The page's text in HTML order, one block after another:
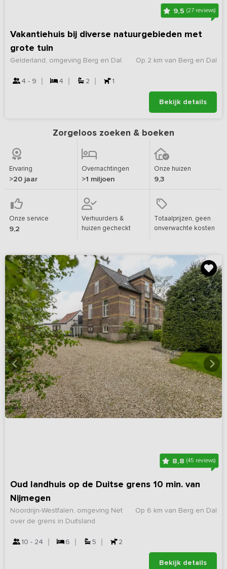
9,5(27 reviews)
Vakantiehuis bij diverse natuurgebieden met
grote tuin
Op 2 km van Berg en Dal
Gelderland, omgeving Berg en Dal
4 - 9 4 2 1
Bekijk details
Zorgeloos zoeken & boeken
Ervaring
>20 jaar
Overnachtingen
>1 miljoen
Onze huizen
9,3
Onze service
9,2
Verhuurders &
huizen gecheckt
Totaalprijzen, geen
onverwachte kosten
8,8 (45 reviews)
Oud landhuis op de Duitse grens 10 min. van
Nijmegen
Op 6 km van Berg en Dal
Noordrijn-Westfalen, omgeving Net
over de grens in Duitsland
10 - 24 6 5 2
Bekijk details